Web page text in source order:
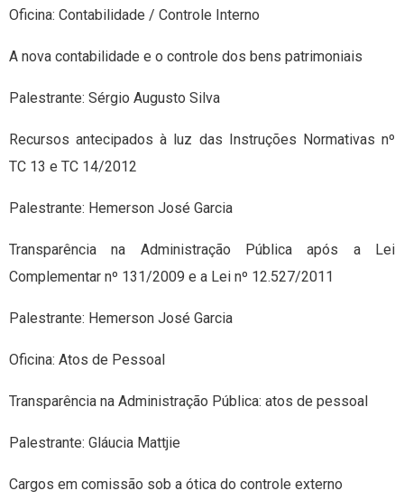
Oficina: Contabilidade / Controle Interno
A nova contabilidade e o controle dos bens patrimoniais
Palestrante: Sérgio Augusto Silva
Recursos antecipados à luz das Instruções Normativas nº
TC 13 e TC 14/2012
Palestrante: Hemerson José Garcia
Transparência na Administração Pública após a Lei
Complementar nº 131/2009 e a Lei nº 12.527/2011
Palestrante: Hemerson José Garcia
Oficina: Atos de Pessoal
Transparência na Administração Pública: atos de pessoal
Palestrante: Gláucia Mattjie
Cargos em comissão sob a ótica do controle externo